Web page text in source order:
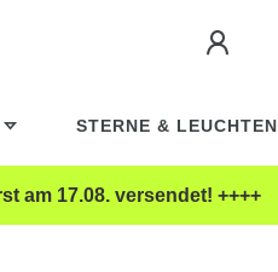
STERNE & LEUCHTEN
am 17.08. versendet! ++++